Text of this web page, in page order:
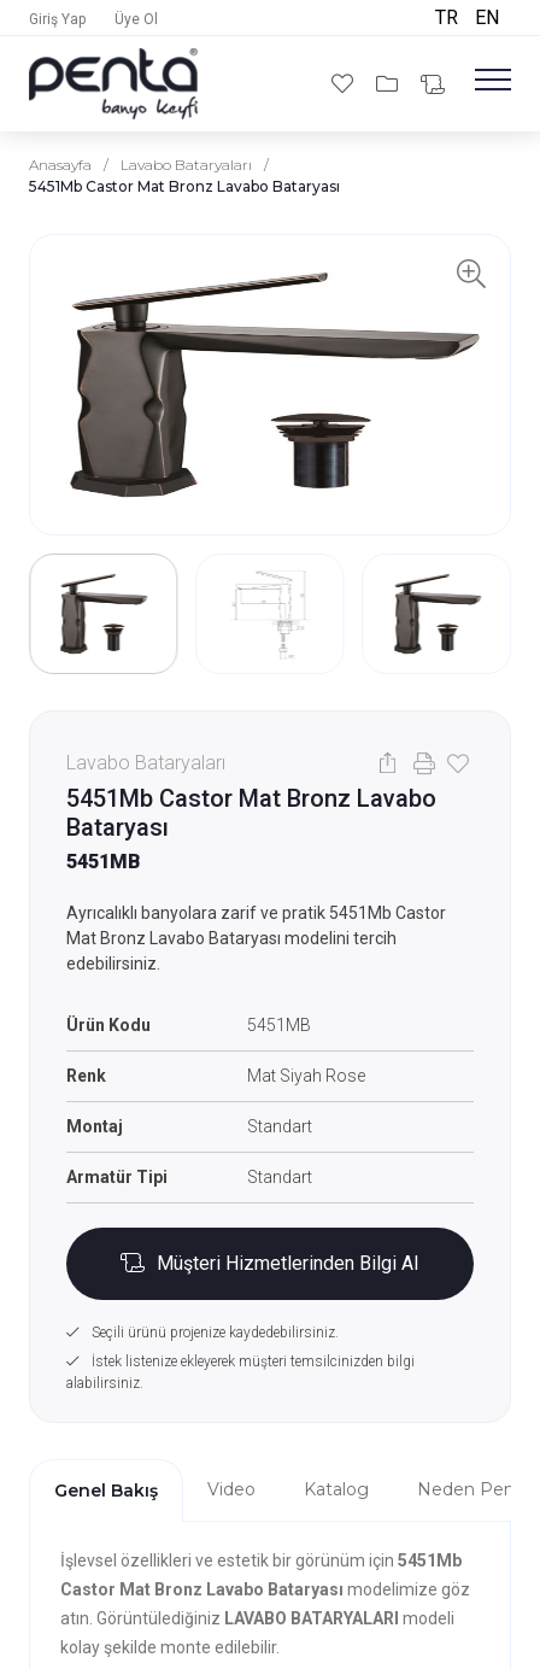
Giriş Yap Üye Ol TR EN
Anasayfa / Lavabo Bataryaları
/
5451Mb Castor Mat Bronz Lavabo Bataryası
Lavabo Bataryaları
5451Mb Castor Mat Bronz Lavabo
Bataryası
5451MB
Ayrıcalıklı banyolara zarif ve pratik 5451Mb Castor
Mat Bronz Lavabo Bataryası modelini tercih
edebilirsiniz.
Ürün Kodu 5451MB
Renk Mat Siyah Rose
Montaj Standart
Armatür Tipi Standart
Müşteri Hizmetlerinden Bilgi Al
Seçili ürünü projenize kaydedebilirsiniz.
İstek listenize ekleyerek müşteri temsilcinizden bilgi
alabilirsiniz.
Genel Bakış Video Katalog Neden Penta?
İşlevsel özellikleri ve estetik bir görünüm için 5451Mb
Castor Mat Bronz Lavabo Bataryası modelimize göz
atın. Görüntülediğiniz LAVABO BATARYALARI modeli
kolay şekilde monte edilebilir.